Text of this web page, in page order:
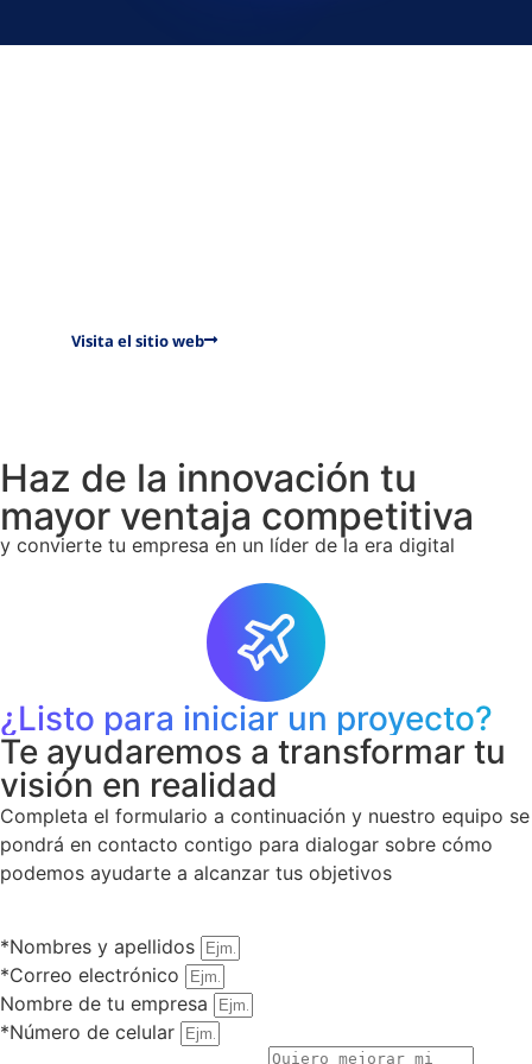
Visita el sitio web
Haz de la innovación tu
mayor ventaja competitiva
y convierte tu empresa en un líder de la era digital
¿Listo para iniciar un proyecto?
Te ayudaremos a transformar tu
visión en realidad
Completa el formulario a continuación y nuestro equipo se
pondrá en contacto contigo para dialogar sobre cómo
podemos ayudarte a alcanzar tus objetivos
*Nombres y apellidos
*Correo electrónico
Nombre de tu empresa
*Número de celular